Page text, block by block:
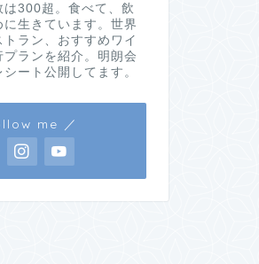
は300超。食べて、飲
生きています。世界
ラン、おすすめワイ
プランを紹介。明朗会
ート公開してます。
me ／